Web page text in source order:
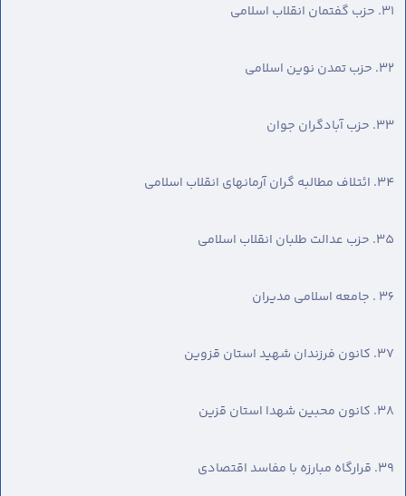
٣١. حزب گفتمان انقلاب اسلامی
٣٢. حزب تمدن نوین اسلامی
٣٣. حزب آبادگران جوان
٣٤. ائتلاف مطالبه گران آرمانهای انقلاب اسلامی
٣٥. حزب عدالت طلبان انقلاب اسلامی
٣٦ . جامعه اسلامی مدیران
٣٧. کانون فرزندان شهید استان قزوین
٣٨. کانون محبین شهدا استان قزین
٣٩. قرارگاه مبارزه با مفاسد اقتصادی